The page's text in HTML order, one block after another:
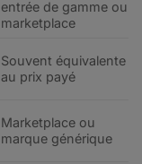
entrée de gamme ou
marketplace
Souvent équivalente
au prix payé
Marketplace ou
marque générique